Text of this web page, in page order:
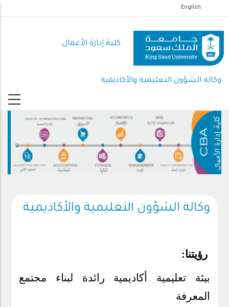
إلى
المحتوى
الرئيسي
English
كلية إدارة الأعمال
وكالة الشؤون التعليمية والأكاديمية
وكالة الشؤون التعليمية والأكاديمية
رؤيتنا:
بيئة تعليمية أكاديمية رائدة لبناء مجتمع
المعرفة